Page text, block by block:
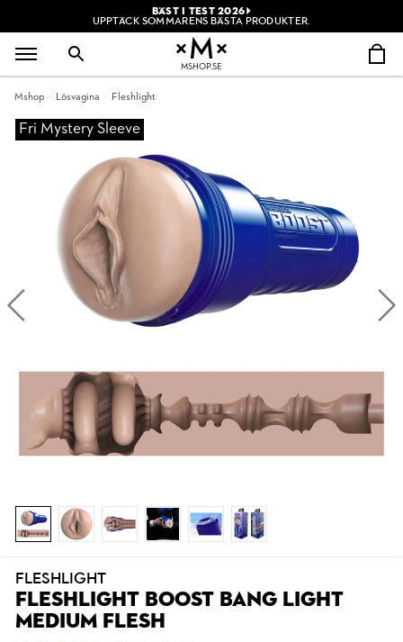
BÄST I TEST 2026
UPPTÄCK SOMMARENS BÄSTA PRODUKTER.
MSHOP.SE
Mshop Lösvagina Fleshlight
Fri Mystery Sleeve
FLESHLIGHT
FLESHLIGHT BOOST BANG LIGHT
MEDIUM FLESH